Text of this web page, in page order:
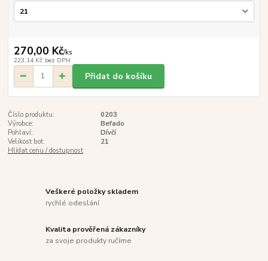
270,00 Kč/ks
223,14 Kč bez DPH
Přidat do košíku
Číslo produktu:
0203
Výrobce:
Befado
Pohlaví:
Dívčí
Velikost bot:
21
Hlídat cenu / dostupnost
Veškeré položky skladem
rychlé odeslání
Kvalita prověřená zákazníky
za svoje produkty ručíme